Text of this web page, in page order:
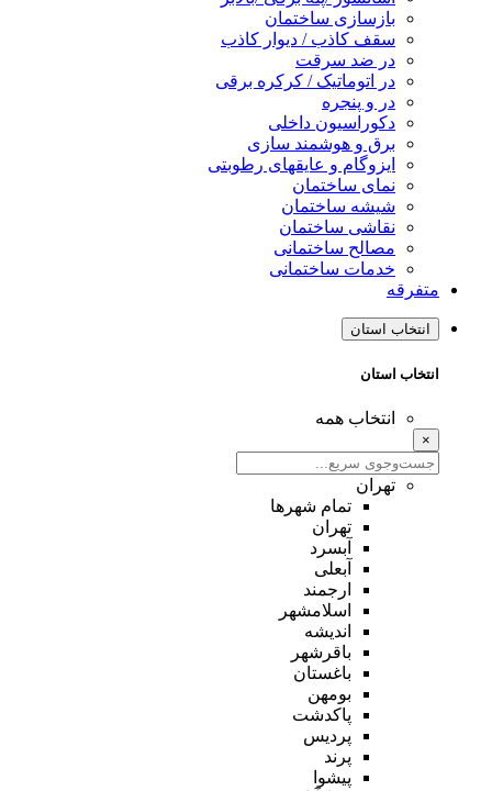
بازسازی ساختمان
سقف کاذب / دیوار کاذب
در ضد سرقت
در اتوماتیک / کرکره برقی
در و پنجره
دکوراسیون داخلی
برق و هوشمند سازی
ایزوگام و عایقهای رطوبتی
نمای ساختمان
شیشه ساختمان
نقاشی ساختمان
مصالح ساختمانی
خدمات ساختمانی
متفرقه
انتخاب استان
انتخاب استان
انتخاب همه
×
تهران
تمام شهر‌ها
تهران
آبسرد
آبعلی
ارجمند
اسلامشهر
اندیشه
باقرشهر
باغستان
بومهن
پاکدشت
پردیس
پرند
پیشوا